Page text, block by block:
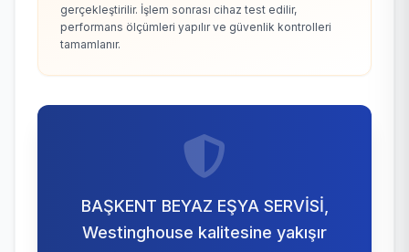
gerçekleştirilir. İşlem sonrası cihaz test edilir,
performans ölçümleri yapılır ve güvenlik kontrolleri
tamamlanır.
BAŞKENT BEYAZ EŞYA SERVİSİ,
Westinghouse kalitesine yakışır